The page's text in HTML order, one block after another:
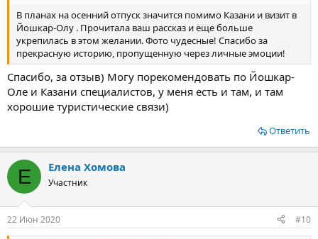
ближайшие выходные к этой дате.
Посмотреть вложение 14133
Если меня спросят, порекомендую ли я Йошкар-Олу на
выходной, отвечу – однозначно нет. Минимум два-три дня,
одного дня будет мало.
В планах на осенний отпуск значится помимо Казани и визит в
Йошкар-Олу . Прочитала ваш рассказ и еще больше
укрепилась в этом желании. Фото чудесные! Спасибо за
прекрасную историю, пропущенную через личные эмоции!
Спасибо, за отзыв) Могу порекомендовать по Йошкар-
Оле и Казани специалистов, у меня есть и там, и там
хорошие туристические связи)
Ответить
Е Елена Хомова
Участник
22 Июн 2020 #10